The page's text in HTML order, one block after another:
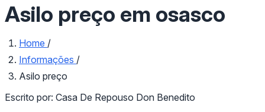
Asilo preço em osasco
Home /
Informações /
Asilo preço
Escrito por: Casa De Repouso Don Benedito